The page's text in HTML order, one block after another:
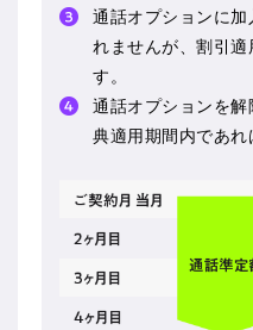
通話オプションに加
れませんが、割引適
す。
通話オプションを
典適用期間内であれ